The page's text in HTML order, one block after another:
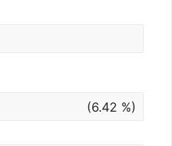
(6.42 %)